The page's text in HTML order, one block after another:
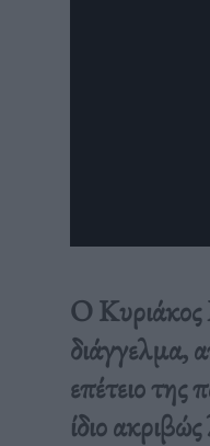
Ο Κυριάκος
διάγγελμα,
επέτειο
ίδιο